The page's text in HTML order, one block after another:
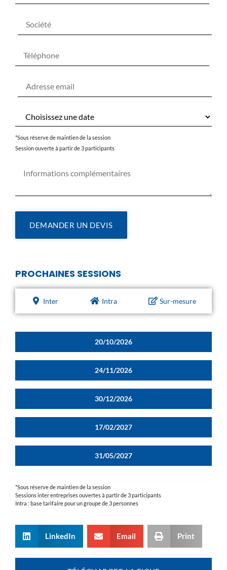
*Sous réserve de maintien de la session
Session ouverte à partir de 3 participants
DEMANDER UN DEVIS
PROCHAINES SESSIONS
Inter Intra Sur-mesure
20/10/2026
24/11/2026
30/12/2026
17/02/2027
31/05/2027
*Sous réserve de maintien de la session
Sessions inter entreprises ouvertes à partir de 3 participants
Intra : base tarifaire pour un groupe de 3 personnes
LinkedIn Email Print